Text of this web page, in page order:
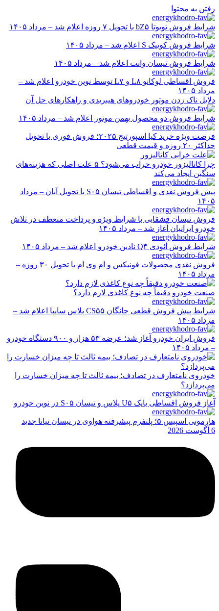
رفتن به محتوا
شرایط فروش تویوتا bZ۵ با تحویل ۷ روزه اعلام شد – مرداد ۱۴۰۵
شرایط فروش کوییک S اعلام شد – مرداد ۱۴۰۵
شرایط فروش نیسان وانت اعلام شد – مرداد ۱۴۰۵
فروش اقساطی لوکانو L۸ و L۷ توسط نوین خودرو اعلام شد –
مرداد ۱۴۰۵
دلایل ناک زدن موتور خودروهای هیبریدی و راهکارهای حل آن
شرایط فروش دو محصول بهمن موتور اعلام شد – مرداد ۱۴۰۵
فرصت ویژه خرید کیا اسپورتیج ۲۰۲۵؛ فروش فوری با تحویل
حداکثر ۲۰ روزه و قیمت قطعی
چرا کاتالیزور خودرو خراب می‌شود؟ ۵ علت اصلی که هزینه‌های
سنگین ایجاد می‌کند
پیش فروش نقدی و اقساطی تیسان S۰۵ با تحویل آبان – مرداد
۱۴۰۵
فروش نیسان قشقایی با شرایط ویژه و پرداخت منعطف در تلاش
خودرو ایرانیان آغاز شد – مرداد ۱۴۰۵
شرایط فروش آئودی Q۴ نادین خودرو اعلام شد – مرداد ۱۴۰۵
فروش نقدی محصولات فونیکس و ام وی ام با تحویل ۳۰ روزه –
مرداد ۱۴۰۵
صنعت خودرو دقیقاً چه نوع کاغذی لازم دارد؟
شرایط پیش فروش قطعی چانگان CS۵۵ پلاس سایپا اعلام شد –
مرداد ۱۴۰۵
فروش ایران خودرو آغاز شد؛ عرضه ۵۳ هزار و ۹۰۰ دستگاه خودرو
– مرداد ۱۴۰۵
خودروی نامتعارف در تصادف؛ بیمه ثالث تا چه میزان خسارت را
می‌پردازد؟
آغاز فروش اقساطی بایک U۵ پلاس و تیسان S۰۵ در نوین خودرو
هارمونی اسپیس ۵؛ پلتفرم پیشرفته هواوی در نیسان تیانا جدید
6 آگوست 2026